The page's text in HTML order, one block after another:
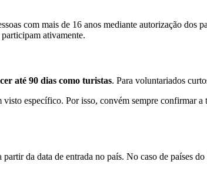
com mais de 16 anos mediante autorização dos
ativamente.
até 90 dias como turistas. Para voluntariados
específico. Por isso, convém sempre confirmar
da data de entrada no país. No caso de países